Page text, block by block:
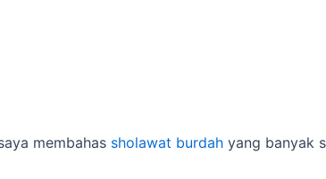
membahas sholawat burdah yang banyak